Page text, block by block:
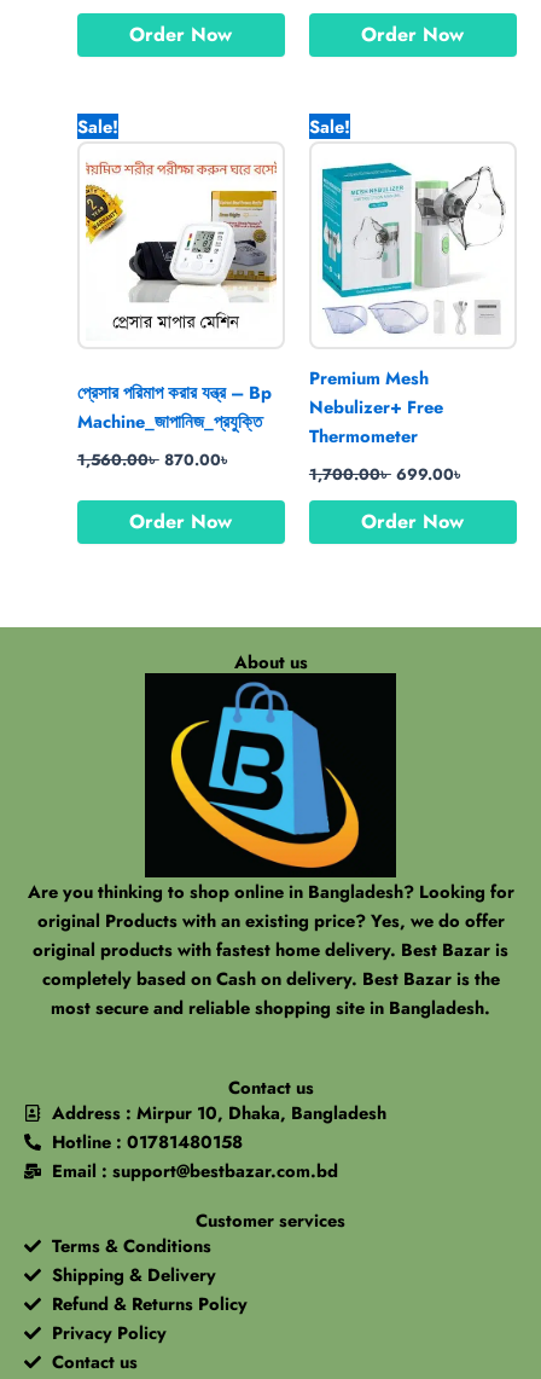
Order Now Order Now
Sale!
প্রেসার পরিমাপ করার যন্ত্র – Bp
Machine_জাপানিজ_প্রযুক্তি
1,560.00৳
price
was:
870.00৳
price
is:
Order Now
Sale!
Premium Mesh
Nebulizer+ Free
Thermometer
1,700.00৳
price
was:
1,700.00৳ .
699.00৳
price
is:
699.00৳ .
Order Now
About us
Are you thinking to shop online in Bangladesh? Looking for
original Products with an existing price? Yes, we do offer
original products with fastest home delivery. Best Bazar is
completely based on Cash on delivery. Best Bazar is the
most secure and reliable shopping site in Bangladesh.
Contact us
Address : Mirpur 10, Dhaka, Bangladesh
Hotline : 01781480158
Email : support@bestbazar.com.bd
Customer services
Terms & Conditions
Shipping & Delivery
Refund & Returns Policy
Privacy Policy
Contact us